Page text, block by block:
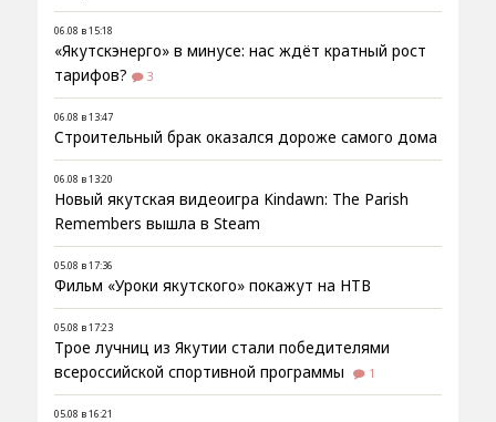
06.08 в 15:18
«Якутскэнерго» в минусе: нас ждёт кратный рост
тарифов?
3
06.08 в 13:47
Строительный брак оказался дороже самого дома
06.08 в 13:20
Новый якутская видеоигра Kindawn: The Parish
Remembers вышла в Steam
05.08 в 17:36
Фильм «Уроки якутского» покажут на НТВ
05.08 в 17:23
Трое лучниц из Якутии стали победителями
всероссийской спортивной программы
1
05.08 в 16:21